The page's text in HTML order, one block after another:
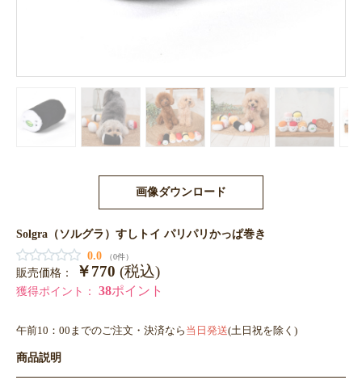
画像ダウンロード
Solgra（ソルグラ）すしトイ パリパリかっぱ巻き
0.0
（0件）
販売価格： ￥770 (税込)
獲得ポイント： 38ポイント
午前10：00までのご注文・決済なら 当日発送(土日祝を除く)
商品説明